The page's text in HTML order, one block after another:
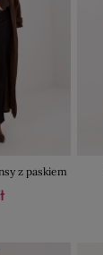
z paskiem